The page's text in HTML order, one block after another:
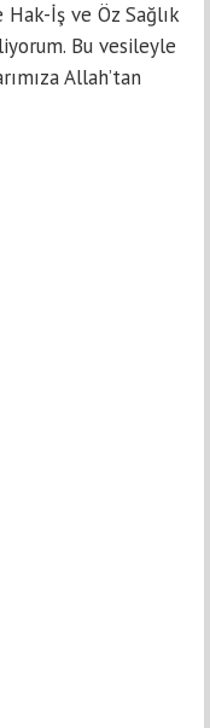
İş ve Öz Sağlık
Bu vesileyle
Allah’tan